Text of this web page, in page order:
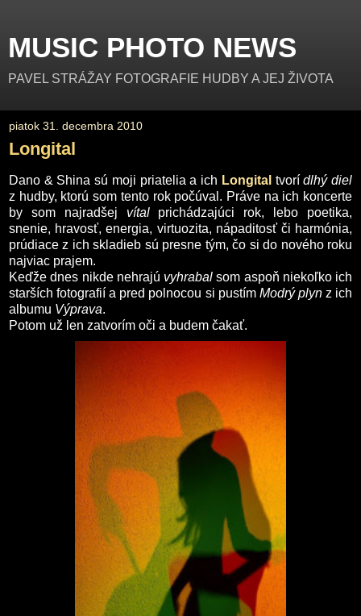
MUSIC PHOTO NEWS
PAVEL STRÁŽAY FOTOGRAFIE HUDBY A JEJ ŽIVOTA
piatok 31. decembra 2010
Longital
Dano & Shina sú moji priatelia a ich Longital tvorídlhý diel
z hudby, ktorú som tento rok počúval. Práve na ich koncerte
by som najradšej vítal prichádzajúci rok, lebo poetika,
snenie, hravosť, energia, virtuozita, nápaditosť či harmónia,
prúdiace z ich skladieb sú presne tým, čo si do nového roku
najviac prajem.
Keďže dnes nikde nehrajú vyhrabalsom aspoň niekoľko ich
starších fotografií a pred polnocou si pustím Modrý plynz ich
albumu Výprava.
Potom už len zatvorím oči a budem čakať.